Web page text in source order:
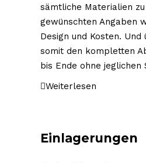
sämtliche Materialien
gewünschten Angaben
Design und Kosten. Und
somit den kompletten
bis Ende ohne jeglichen
Weiterlesen
Einlagerungen
Am Sägewerk 23 A